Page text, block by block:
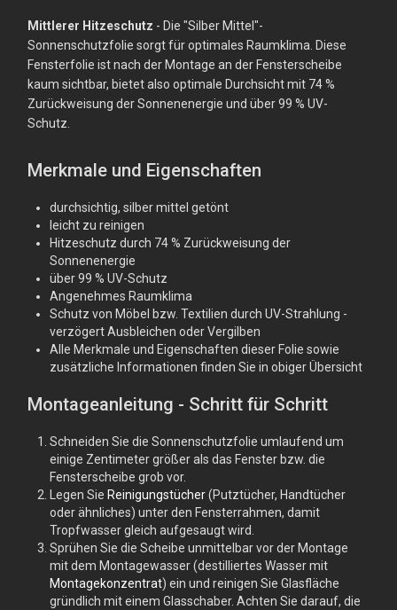
Mittlerer Hitzeschutz - Die "Silber Mittel"-
Sonnenschutzfolie sorgt für optimales Raumklima. Diese
Fensterfolie ist nach der Montage an der Fensterscheibe
kaum sichtbar, bietet also optimale Durchsicht mit 74 %
Zurückweisung der Sonnenenergie und über 99 % UV-
Schutz.
Merkmale und Eigenschaften
durchsichtig, silber mittel getönt
leicht zu reinigen
Hitzeschutz durch 74 % Zurückweisung der
Sonnenenergie
über 99 % UV-Schutz
Angenehmes Raumklima
Schutz von Möbel bzw. Textilien durch UV-Strahlung -
verzögert Ausbleichen oder Vergilben
Alle Merkmale und Eigenschaften dieser Folie sowie
zusätzliche Informationen finden Sie in obiger Übersicht
Montageanleitung - Schritt für Schritt
Schneiden Sie die Sonnenschutzfolie umlaufend um
einige Zentimeter größer als das Fenster bzw. die
Fensterscheibe grob vor.
Legen Sie Reinigungstücher(Putztücher, Handtücher
oder ähnliches) unter den Fensterrahmen, damit
Tropfwasser gleich aufgesaugt wird.
Sprühen Sie die Scheibe unmittelbar vor der Montage
mit dem Montagewasser (destilliertes Wasser mit
Montagekonzentrat) ein und reinigen Sie Glasfläche
gründlich mit einem Glasschaber. Achten Sie darauf, die